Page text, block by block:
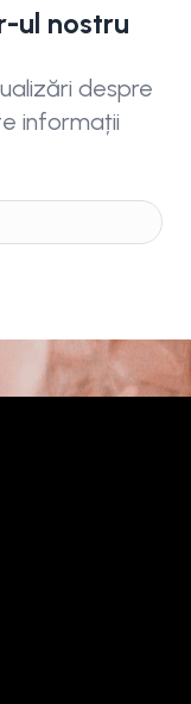
ul nostru
despre
informații